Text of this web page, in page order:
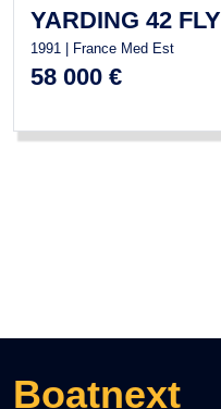
YARDING 42 FLY
1991 | France Med Est
58 000 €
Boatnext